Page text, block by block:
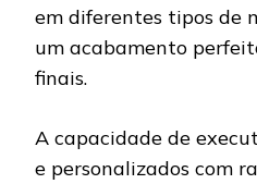
em diferentes tipos de
um acabamento
finais.
A capacidade de
e personalizados com